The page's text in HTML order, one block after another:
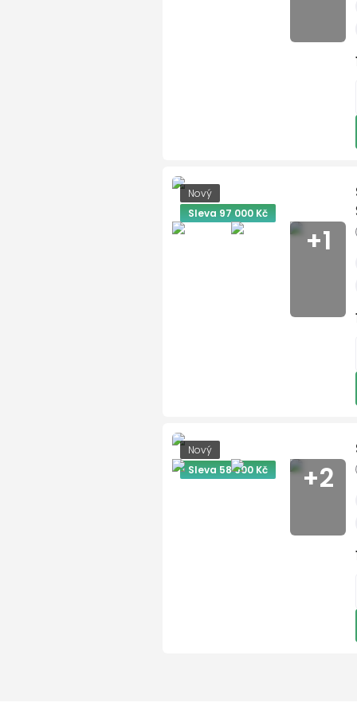
deaktivace airbagu
digitální příjem rádia
digitální přístrojová
dojezdové rezervní kolo
dotykové ovládání
hlídání mrtvého úhlu
LED denní svícení
Nový
Sleva 97 000 Kč
+1
Nový
Sleva 58 600 Kč
+2